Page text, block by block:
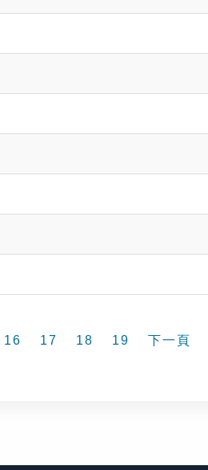
16 17 18 19 下一頁